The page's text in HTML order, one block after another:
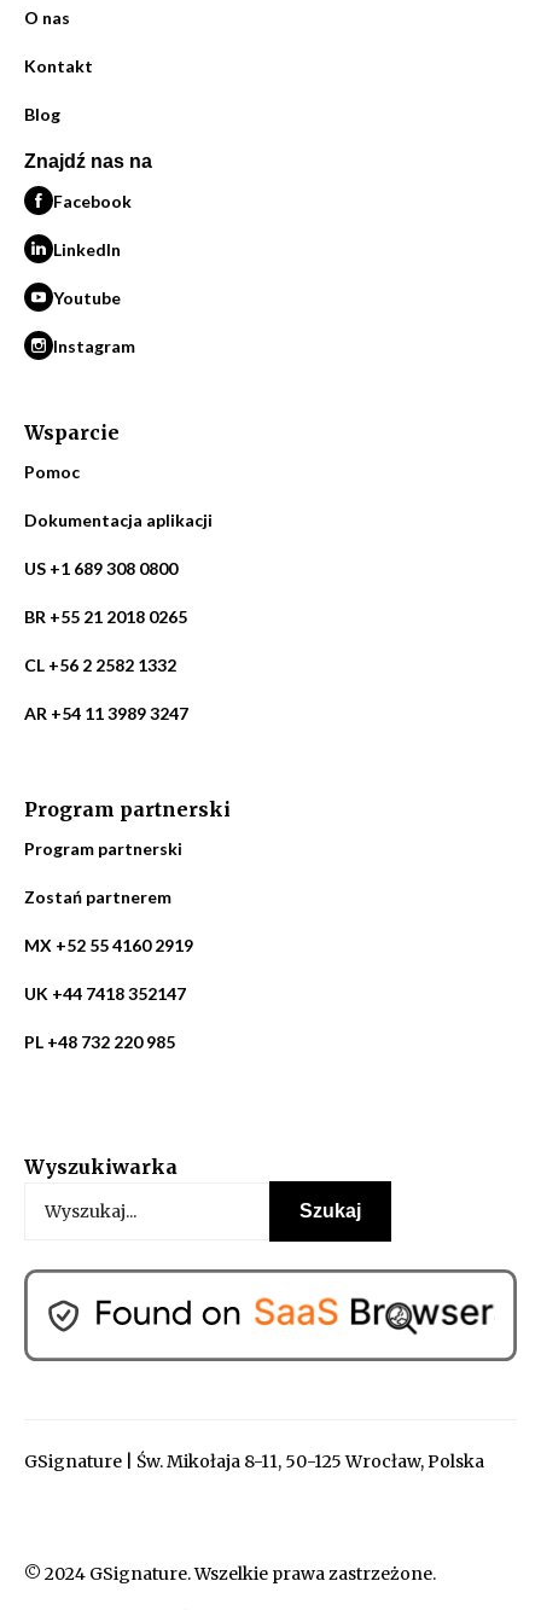
O nas
Kontakt
Blog
Znajdź nas na
Facebook
LinkedIn
Youtube
Instagram
Wsparcie
Pomoc
Dokumentacja aplikacji
US +1 689 308 0800
BR +55 21 2018 0265
CL +56 2 2582 1332
AR +54 11 3989 3247
Program partnerski
Program partnerski
Zostań partnerem
MX +52 55 4160 2919
UK +44 7418 352147
PL +48 732 220 985
Wyszukiwarka
GSignature | Św. Mikołaja 8-11, 50-125 Wrocław, Polska
© 2024 GSignature. Wszelkie prawa zastrzeżone.